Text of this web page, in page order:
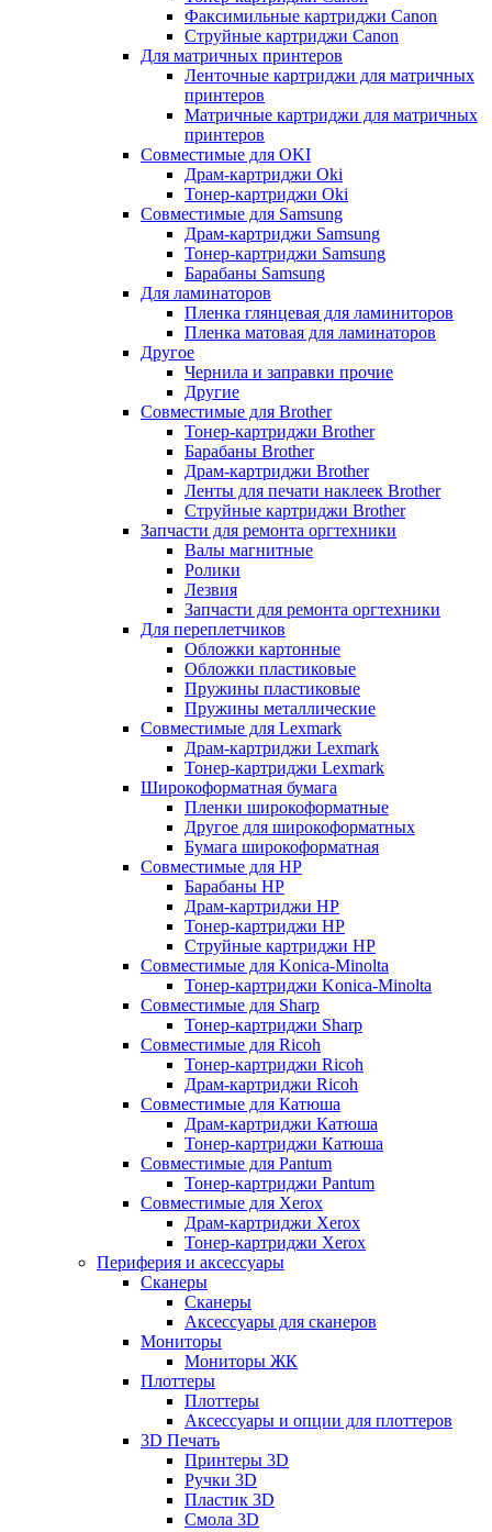
Факсимильные картриджи Canon
Струйные картриджи Canon
Для матричных принтеров
Ленточные картриджи для матричных
принтеров
Матричные картриджи для матричных
принтеров
Совместимые для OKI
Драм-картриджи Oki
Тонер-картриджи Oki
Совместимые для Samsung
Драм-картриджи Samsung
Тонер-картриджи Samsung
Барабаны Samsung
Для ламинаторов
Пленка глянцевая для ламиниторов
Пленка матовая для ламинаторов
Другое
Чернила и заправки прочие
Другие
Совместимые для Brother
Тонер-картриджи Brother
Барабаны Brother
Драм-картриджи Brother
Ленты для печати наклеек Brother
Струйные картриджи Brother
Запчасти для ремонта оргтехники
Валы магнитные
Ролики
Лезвия
Запчасти для ремонта оргтехники
Для переплетчиков
Обложки картонные
Обложки пластиковые
Пружины пластиковые
Пружины металлические
Совместимые для Lexmark
Драм-картриджи Lexmark
Тонер-картриджи Lexmark
Широкоформатная бумага
Пленки широкоформатные
Другое для широкоформатных
Бумага широкоформатная
Совместимые для HP
Барабаны HP
Драм-картриджи HP
Тонер-картриджи HP
Струйные картриджи HP
Совместимые для Konica-Minolta
Тонер-картриджи Konica-Minolta
Совместимые для Sharp
Тонер-картриджи Sharp
Совместимые для Ricoh
Тонер-картриджи Ricoh
Драм-картриджи Ricoh
Совместимые для Катюша
Драм-картриджи Катюша
Тонер-картриджи Катюша
Совместимые для Pantum
Тонер-картриджи Pantum
Совместимые для Xerox
Драм-картриджи Xerox
Тонер-картриджи Xerox
Периферия и аксессуары
Сканеры
Сканеры
Аксессуары для сканеров
Мониторы
Мониторы ЖК
Плоттеры
Плоттеры
Аксессуары и опции для плоттеров
3D Печать
Принтеры 3D
Ручки 3D
Пластик 3D
Смола 3D